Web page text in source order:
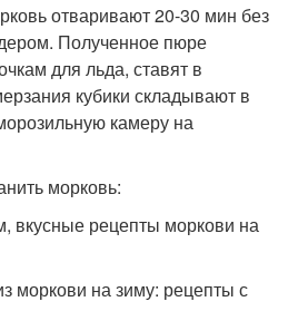
отваривают 20-30 мин без
Полученное пюре
для льда, ставят в
кубики складывают в
камеру на
морковь:
вкусные рецепты моркови на
моркови на зиму: рецепты с